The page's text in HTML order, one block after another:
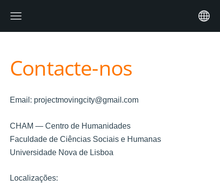
Contacte-nos
Email: projectmovingcity@gmail.com
CHAM — Centro de Humanidades
Faculdade de Ciências Sociais e Humanas
Universidade Nova de Lisboa
Localizações: